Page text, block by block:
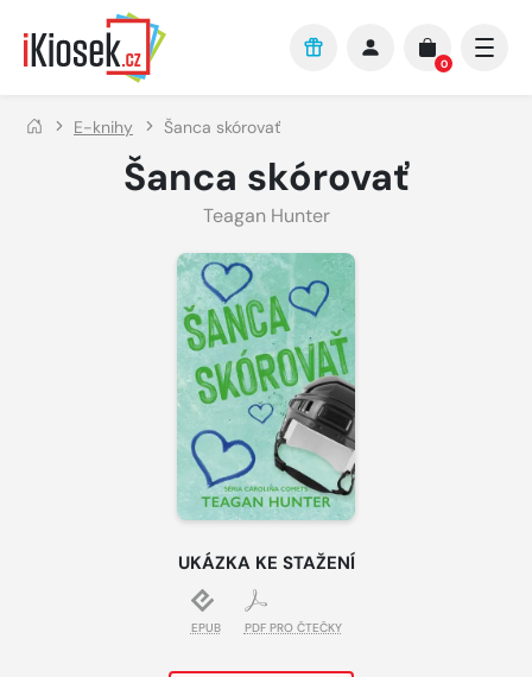
Přejít na hlavní obsah
0
E-knihy Šanca skórovať
Šanca skórovať
Teagan Hunter
UKÁZKA KE STAŽENÍ
EPUB PDF PRO ČTEČKY